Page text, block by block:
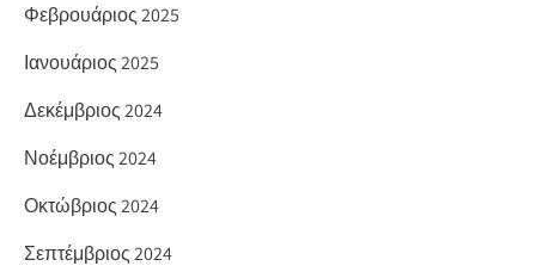
Φεβρουάριος 2025
Ιανουάριος 2025
Δεκέμβριος 2024
Νοέμβριος 2024
Οκτώβριος 2024
Σεπτέμβριος 2024